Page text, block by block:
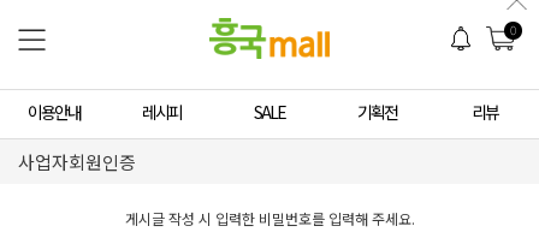
0
이용안내 레시피 SALE 기획전 리뷰
사업자회원인증
게시글 작성 시 입력한 비밀번호를 입력해 주세요.